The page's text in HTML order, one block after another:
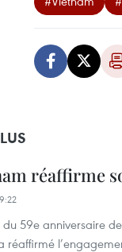
réaffirme
du 59e anniversaire
réaffirmé